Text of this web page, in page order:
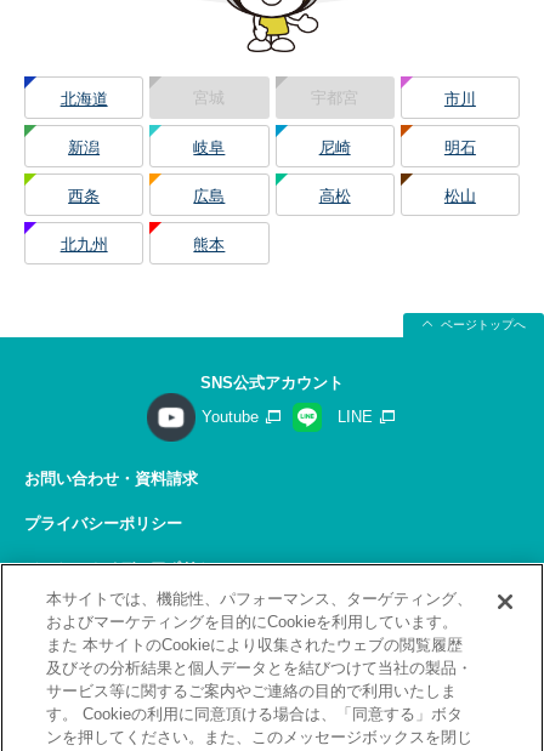
北海道 宮城 宇都宮 市川
新潟 岐阜 尼崎 明石
西条 広島 高松 松山
北九州 熊本
ページトップへ
SNS公式アカウント
Youtube
LINE
お問い合わせ・資料請求
プライバシーポリシー
ソーシャルメディアポリシー
サイトの利用について
サイトマップ
関連リンク
本サイトでは、機能性、パフォーマンス、ターゲティング、
およびマーケティングを目的にCookieを利用しています。
また 本サイトのCookieにより収集されたウェブの閲覧履歴
及びその分析結果と個人データとを結びつけて当社の製品・
サービス等に関するご案内やご連絡の目的で利用いたしま
す。 Cookieの利用に同意頂ける場合は、「同意する」ボタ
ンを押してください。また、このメッセージボックスを閉じ